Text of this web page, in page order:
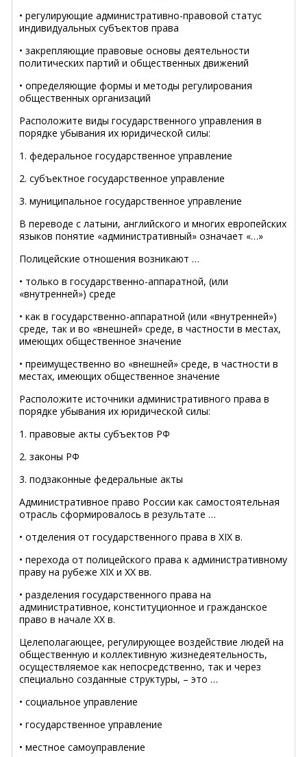
• регулирующие административно-правовой статус
индивидуальных субъектов права
• закрепляющие правовые основы деятельности
политических партий и общественных движений
• определяющие формы и методы регулирования
общественных организаций
Расположите виды государственного управления в
порядке убывания их юридической силы:
1. федеральное государственное управление
2. субъектное государственное управление
3. муниципальное государственное управление
В переводе с латыни, английского и многих европейских
языков понятие «административный» означает «…»
Полицейские отношения возникают …
• только в государственно-аппаратной, (или
«внутренней») среде
• как в государственно-аппаратной (или «внутренней»)
среде, так и во «внешней» среде, в частности в местах,
имеющих общественное значение
• преимущественно во «внешней» среде, в частности в
местах, имеющих общественное значение
Расположите источники административного права в
порядке убывания их юридической силы:
1. правовые акты субъектов РФ
2. законы РФ
3. подзаконные федеральные акты
Административное право России как самостоятельная
отрасль сформировалось в результате …
• отделения от государственного права в ХIХ в.
• перехода от полицейского права к административному
праву на рубеже ХIХ и ХХ вв.
• разделения государственного права на
административное, конституционное и гражданское
право в начале ХХ в.
Целеполагающее, регулирующее воздействие людей на
общественную и коллективную жизнедеятельность,
осуществляемое как непосредственно, так и через
специально созданные структуры, – это …
• социальное управление
• государственное управление
• местное самоуправление